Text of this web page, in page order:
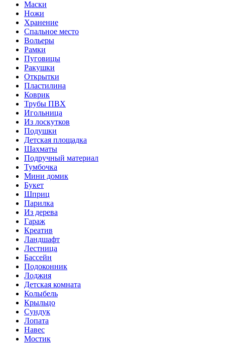
Маски
Ножи
Хранение
Спальное место
Вольеры
Рамки
Пуговицы
Ракушки
Открытки
Пластилина
Коврик
Трубы ПВХ
Игольница
Из лоскутков
Подушки
Детская площадка
Шахматы
Подручный материал
Тумбочка
Мини домик
Букет
Шприц
Парилка
Из дерева
Гараж
Креатив
Ландшафт
Лестница
Бассейн
Подоконник
Лоджия
Детская комната
Колыбель
Крыльцо
Сундук
Лопата
Навес
Мостик